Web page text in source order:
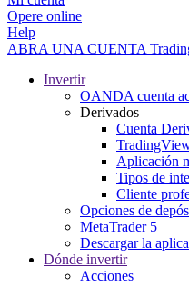
Opere online
Help
ABRA UNA CUENTA
Invertir
OANDA cuenta
Derivados
Cuenta
Aplicación
Tipos de
Cliente
Opciones de
MetaTrader 5
Descargar la
Dónde invertir
Acciones